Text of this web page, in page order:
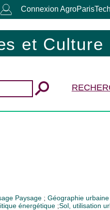
Connexion AgroParisTech
et Culture
Paysage ; Géographie
énergétique ;Sol, utilisation